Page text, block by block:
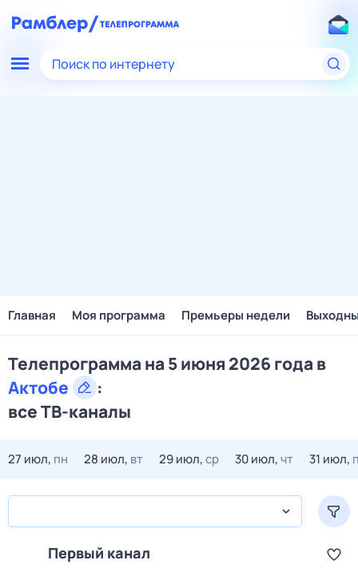
Поиск по интернету
Главная Моя программа Премьеры недели
Телепрограмма на 5 июня 2026 года в
Актобе
:
все ТВ-каналы
27 июл, пн 28 июл, вт 29 июл,ср 30 июл,чт 31 июл,
Первый канал